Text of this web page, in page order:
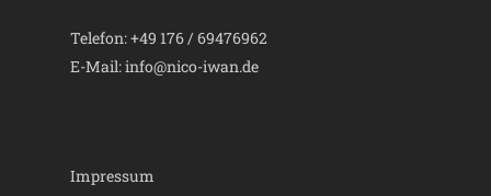
Telefon: +49 176 / 69476962
E-Mail: info@nico-iwan.de
Impressum